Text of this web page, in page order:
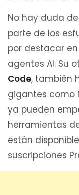
No hay duda
parte de los
por destacar
agentes AI. Su
Code, también
gigantes como
ya pueden
herramientas
están
suscripciones